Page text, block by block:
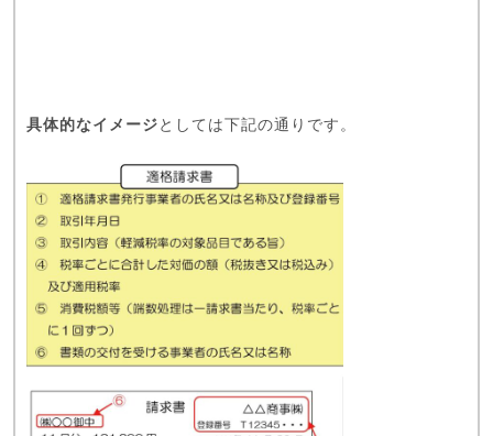
具体的なイメージ としては下記の通りです。